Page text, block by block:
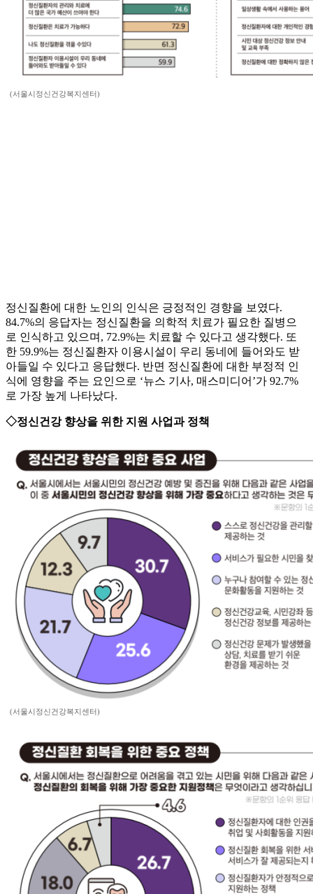
(서울시정신건강복지센터)
정신질환에 대한 노인의 인식은 긍정적인 경향을 보였다.
84.7%의 응답자는 정신질환을 의학적 치료가 필요한 질병으
로 인식하고 있으며, 72.9%는 치료할 수 있다고 생각했다. 또
한 59.9%는 정신질환자 이용시설이 우리 동네에 들어와도 받
아들일 수 있다고 응답했다. 반면 정신질환에 대한 부정적 인
식에 영향을 주는 요인으로 ‘뉴스 기사, 매스미디어’가 92.7%
로 가장 높게 나타났다.
◇정신건강 향상을 위한 지원 사업과 정책
(서울시정신건강복지센터)